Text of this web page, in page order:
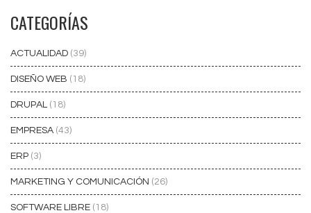
CATEGORÍAS
ACTUALIDAD (39)
DISEÑO WEB (18)
DRUPAL (18)
EMPRESA (43)
ERP (3)
MARKETING Y COMUNICACIÓN (26)
SOFTWARE LIBRE (18)